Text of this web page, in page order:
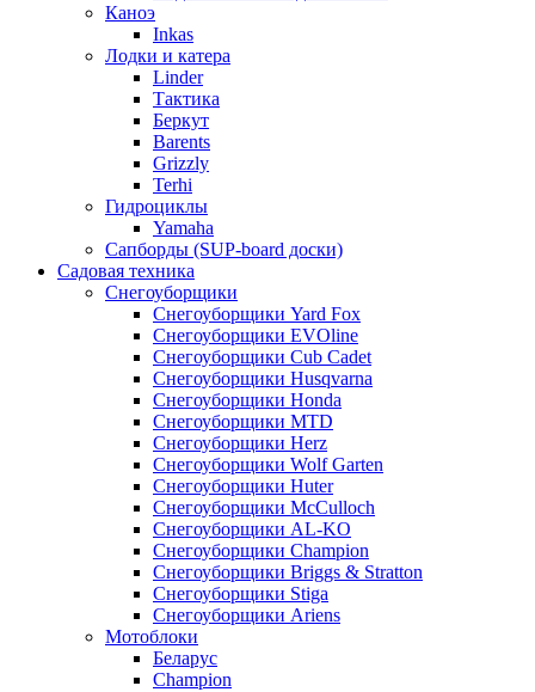
Каноэ
Inkas
Лодки и катера
Linder
Тактика
Беркут
Barents
Grizzly
Terhi
Гидроциклы
Yamaha
Сапборды (SUP-board доски)
Садовая техника
Снегоуборщики
Снегоуборщики Yard Fox
Снегоуборщики EVOline
Снегоуборщики Cub Cadet
Снегоуборщики Husqvarna
Снегоуборщики Honda
Снегоуборщики MTD
Снегоуборщики Herz
Снегоуборщики Wolf Garten
Снегоуборщики Huter
Снегоуборщики McCulloch
Снегоуборщики AL-KO
Снегоуборщики Champion
Снегоуборщики Briggs & Stratton
Снегоуборщики Stiga
Снегоуборщики Ariens
Мотоблоки
Беларус
Champion